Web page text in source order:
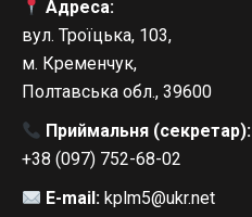
Адреса:
вул. Троїцька, 103,
м. Кременчук,
Полтавська обл., 39600
Приймальня (секретар):
+38 (097) 752-68-02
E-mail: kplm5@ukr.net